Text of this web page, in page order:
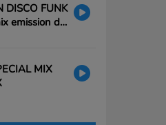
DISCO FUNK
emission du
MIX